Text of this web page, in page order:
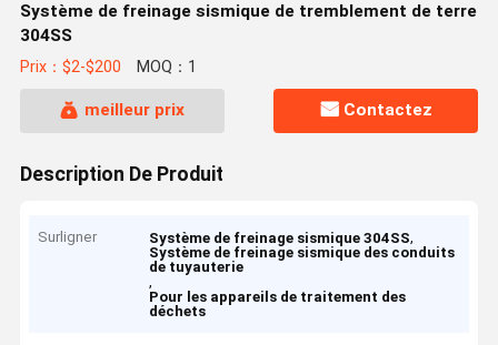
Système de freinage sismique de tremblement de terre
304SS
Prix：$2-$200 MOQ：1
meilleur prix Contactez
Description De Produit
Surligner Système de freinage sismique 304SS,
Système de freinage sismique des conduits
de tuyauterie
,
Pour les appareils de traitement des
déchets